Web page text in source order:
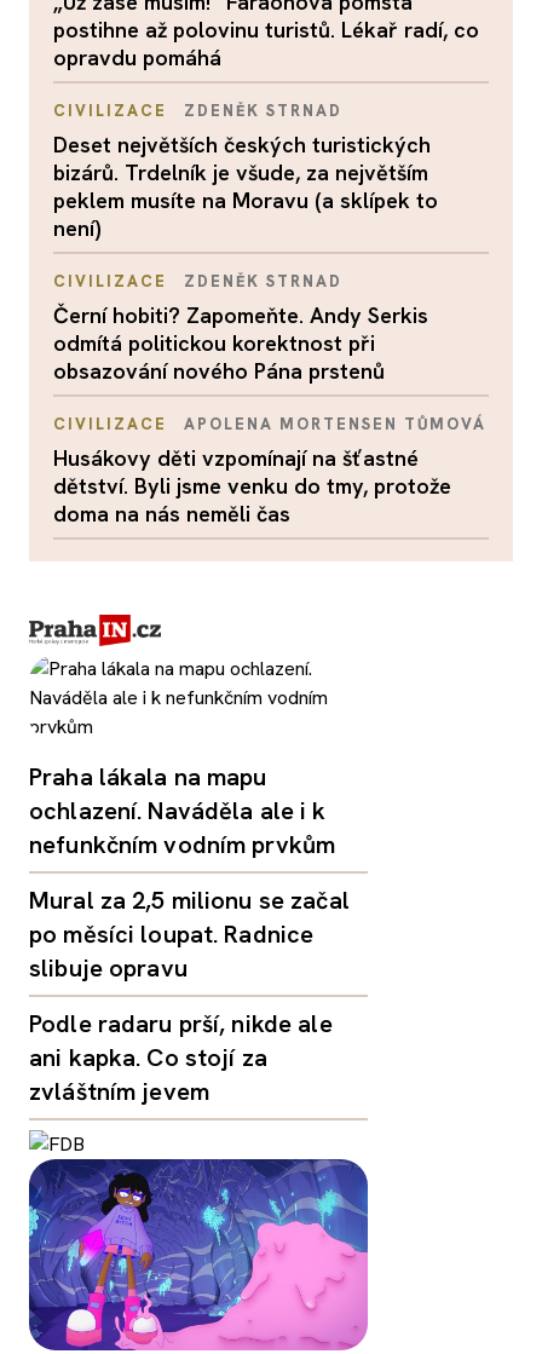
postihne až polovinu turistů. Lékař radí, co
opravdu pomáhá
CIVILIZACE ZDENĚK STRNAD
Deset největších českých turistických
bizárů. Trdelník je všude, za největším
peklem musíte na Moravu (a sklípek to
není)
CIVILIZACE ZDENĚK STRNAD
Černí hobiti? Zapomeňte. Andy Serkis
odmítá politickou korektnost při
obsazování nového Pána prstenů
CIVILIZACE APOLENA MORTENSEN TŮMOVÁ
Husákovy děti vzpomínají na šťastné
dětství. Byli jsme venku do tmy, protože
doma na nás neměli čas
Praha lákala na mapu
ochlazení. Naváděla ale i k
nefunkčním vodním prvkům
Mural za 2,5 milionu se začal
po měsíci loupat. Radnice
slibuje opravu
Podle radaru prší, nikde ale
ani kapka. Co stojí za
zvláštním jevem